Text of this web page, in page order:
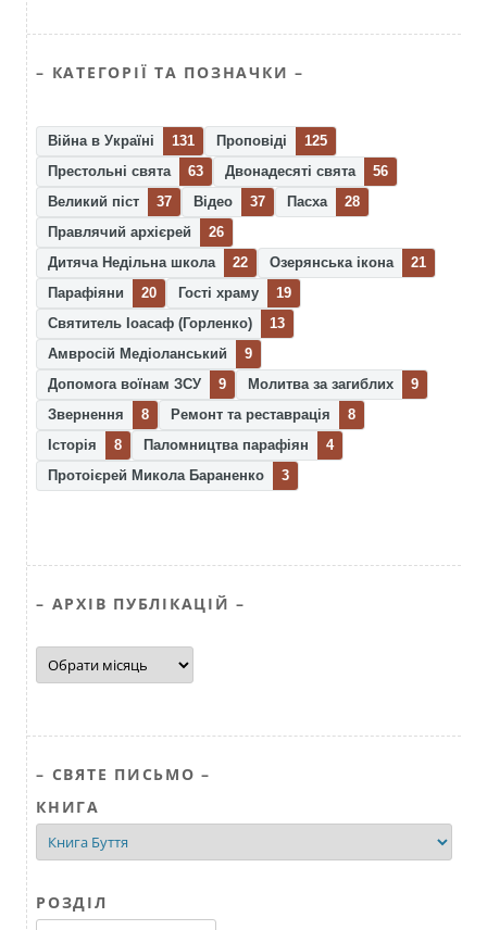
– КАТЕГОРІЇ ТА ПОЗНАЧКИ –
Війна в Україні 131 Проповіді
125
Престольні свята
63 Двонадесяті свята
56
Великий піст
37 Відео 37 Пасха
28
Правлячий архієрей
26
Дитяча Недільна школа
22 Озерянська ікона
21
Парафіяни
20 Гості храму
19
Святитель Іоасаф (Горленко)
13
Амвросій Медіоланський
9
Допомога воїнам ЗСУ
9 Молитва за загиблих
9
Звернення
8 Ремонт та реставрація
8
Історія
8 Паломництва парафіян
4
Протоієрей Микола Бараненко
3
– АРХІВ ПУБЛІКАЦІЙ –
–
АРХІВ
ПУБЛІКАЦІЙ
– СВЯТЕ ПИСЬМО –
КНИГА
РОЗДІЛ